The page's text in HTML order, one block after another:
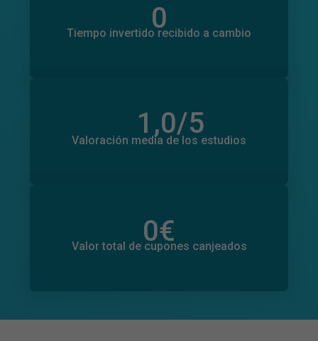
0
Tiempo invertido recibido a cambio
0
Tiempo invertido en otros estudios
1,0/5
Valoración media de los estudios
0
Número total de valoraciones
0€
Valor total de cupones canjeados
0€
Valor total de donaciones
Italiano